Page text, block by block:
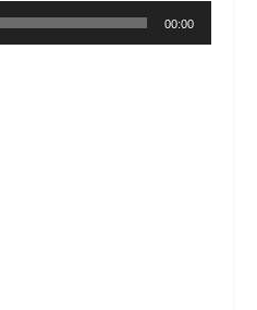
00:00